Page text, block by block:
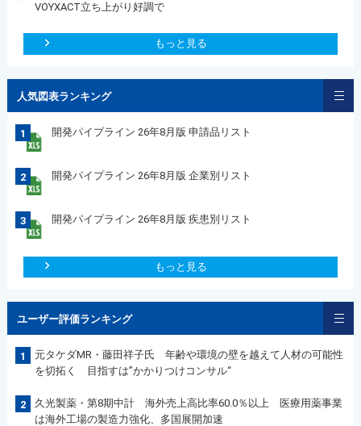
VOYXACT立ち上がり好調で
もっと見る
人気図表ランキング
1 開発パイプライン 26年8月版 申請品リスト
2 開発パイプライン 26年8月版 企業別リスト
3 開発パイプライン 26年8月版 疾患別リスト
もっと見る
ユーザー評価ランキング
1
元タケダMR・藤田祥子氏 年齢や環境の壁を越えて人材の可能性
を切拓く 目指すは”かかりつけコンサル“
2
久光製薬・第8期中計 海外売上高比率60.0％以上 医療用薬事業
は海外工場の製造力強化、多国展開加速